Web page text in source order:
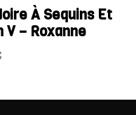
À Sequins Et
V – Roxanne